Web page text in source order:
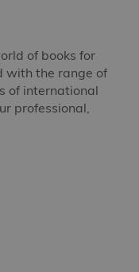
of books for
with the range of
of international
professional,